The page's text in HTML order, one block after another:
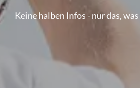
Keine halben Infos - nur das,